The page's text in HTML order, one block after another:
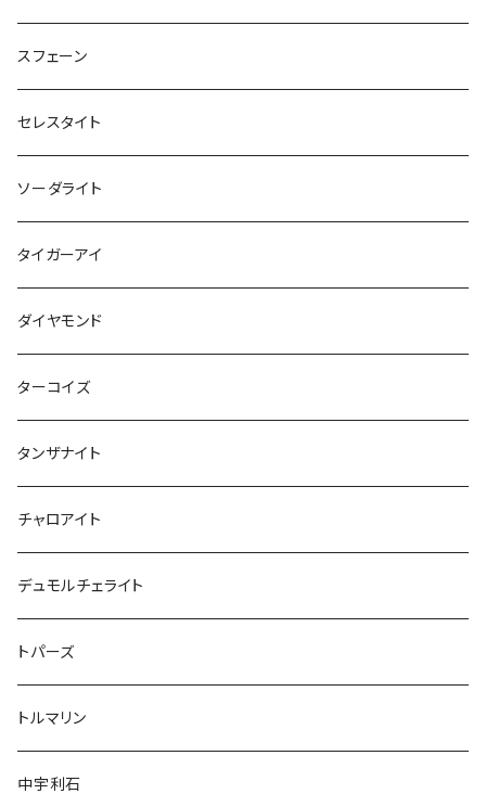
スフェーン
セレスタイト
ソーダライト
タイガーアイ
ダイヤモンド
ターコイズ
タンザナイト
チャロアイト
デュモルチェライト
トパーズ
トルマリン
中宇利石